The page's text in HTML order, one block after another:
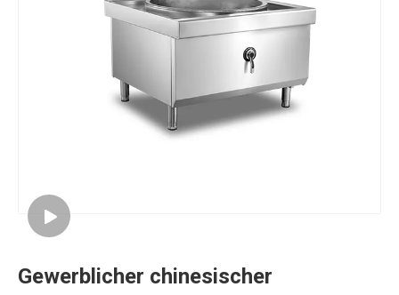
Gewerblicher chinesischer